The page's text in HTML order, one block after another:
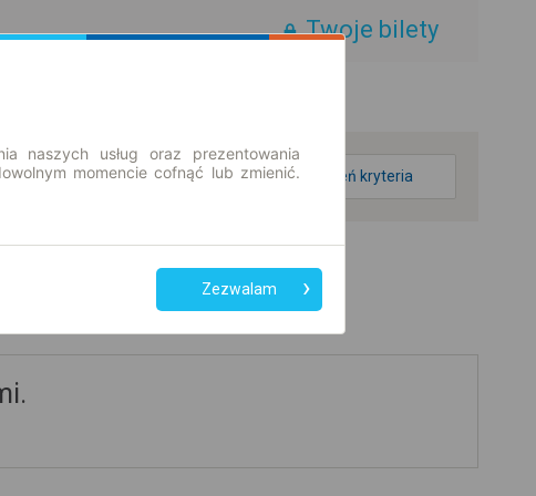
Twoje bilety
zmień kryteria
naszych usług oraz prezentowania
momencie cofnąć lub zmienić.
Zezwalam